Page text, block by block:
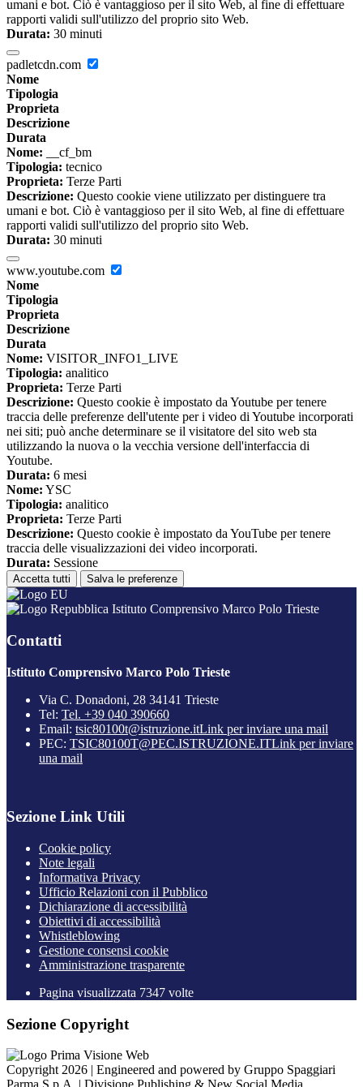
umani e bot. Ciò è vantaggioso per il sito Web, al fine di effettuare
rapporti validi sull'utilizzo del proprio sito Web.
Durata: 30 minuti
padletcdn.com
Nome
Tipologia
Proprieta
Descrizione
Durata
Nome: __cf_bm
Tipologia: tecnico
Proprieta: Terze Parti
Descrizione: Questo cookie viene utilizzato per distinguere tra
umani e bot. Ciò è vantaggioso per il sito Web, al fine di effettuare
rapporti validi sull'utilizzo del proprio sito Web.
Durata: 30 minuti
www.youtube.com
Nome
Tipologia
Proprieta
Descrizione
Durata
Nome: VISITOR_INFO1_LIVE
Tipologia: analitico
Proprieta: Terze Parti
Descrizione: Questo cookie è impostato da Youtube per tenere
traccia delle preferenze dell'utente per i video di Youtube incorporati
nei siti; può anche determinare se il visitatore del sito web sta
utilizzando la nuova o la vecchia versione dell'interfaccia di
Youtube.
Durata: 6 mesi
Nome: YSC
Tipologia: analitico
Proprieta: Terze Parti
Descrizione: Questo cookie è impostato da YouTube per tenere
traccia delle visualizzazioni dei video incorporati.
Durata: Sessione
Accetta tutti Salva le preferenze
Istituto Comprensivo Marco Polo Trieste
Contatti
Istituto Comprensivo Marco Polo Trieste
Via C. Donadoni, 28 34141 Trieste
Tel: Tel. +39 040 390660
Email: tsic80100t@istruzione.itLink per inviare una mail
PEC: TSIC80100T@PEC.ISTRUZIONE.ITLink per inviare
una mail
Sezione Link Utili
Cookie policy
Note legali
Informativa Privacy
Ufficio Relazioni con il Pubblico
Dichiarazione di accessibilità
Obiettivi di accessibilità
Whistleblowing
Gestione consensi cookie
Amministrazione trasparente
Pagina visualizzata 7347 volte
Sezione Copyright
Copyright 2026 | Engineered and powered by Gruppo Spaggiari